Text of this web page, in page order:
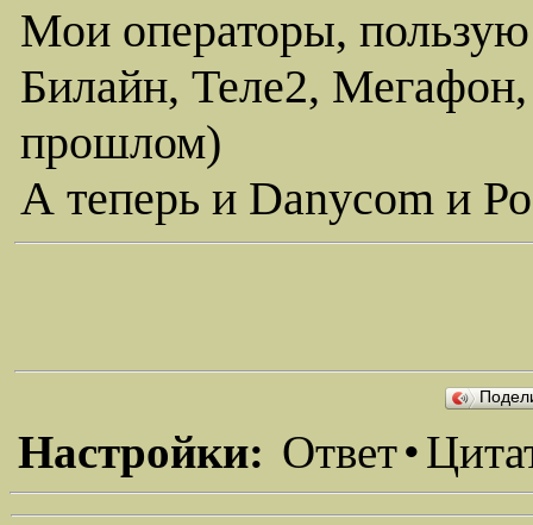
Мои операторы,
Билайн, Теле2,
прошлом)
А теперь и Danycom и
Настройки: Ответ•